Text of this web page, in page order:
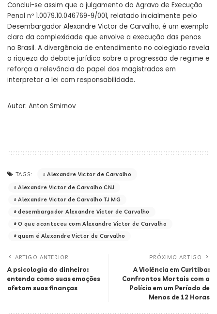
Conclui-se assim que o julgamento do Agravo de Execução
Penal nº 1.0079.10.046769-9/001, relatado inicialmente pelo
Desembargador Alexandre Victor de Carvalho, é um exemplo
claro da complexidade que envolve a execução das penas
no Brasil. A divergência de entendimento no colegiado revela
a riqueza do debate jurídico sobre a progressão de regime e
reforça a relevância do papel dos magistrados em
interpretar a lei com responsabilidade.
Autor: Anton Smirnov
TAGS:
Alexandre Victor de Carvalho
Alexandre Victor de Carvalho CNJ
Alexandre Victor de Carvalho TJ MG
desembargador Alexandre Victor de Carvalho
O que aconteceu com Alexandre Victor de Carvalho
quem é Alexandre Victor de Carvalho
ARTIGO ANTERIOR
A psicologia do dinheiro:
entenda como suas emoções
afetam suas finanças
PRÓXIMO ARTIGO
A Violência em Curitiba:
Confrontos Mortais com a
Polícia em um Período de
Menos de 12 Horas